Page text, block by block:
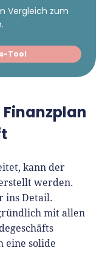
Vergleich zum
Tool
Finanzplan
kann der
werden.
ins Detail.
mit allen
eine solide